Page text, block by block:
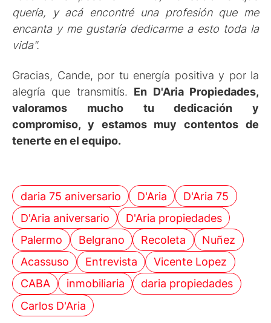
quería, y acá encontré una profesión que me
encanta y me gustaría dedicarme a esto toda la
vida".
Gracias, Cande, por tu energía positiva y por la
alegría que transmitís. En D'Aria Propiedades,
valoramos mucho tu dedicación y
compromiso, y estamos muy contentos de
tenerte en el equipo.
daria 75 aniversario D'Aria
D'Aria 75
D'Aria aniversario
D'Aria propiedades
Palermo
Belgrano Recoleta
Nuñez
Acassuso
Entrevista
Vicente Lopez
CABA
inmobiliaria
daria propiedades
Carlos D'Aria